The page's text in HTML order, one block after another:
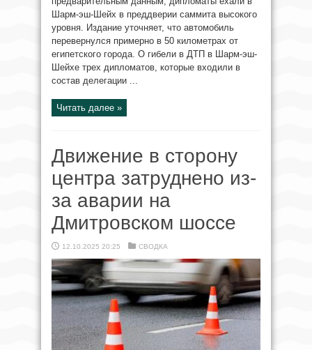
Шарм-эш-Шейх в преддверии саммита высокого
уровня. Издание уточняет, что автомобиль
перевернулся примерно в 50 километрах от
египетского города. О гибели в ДТП в Шарм-эш-
Шейхе трех дипломатов, которые входили в
состав делегации ...
Читать далее »
Движение в сторону
центра затруднено из-
за аварии на
Дмитровском шоссе
12.10.2025 20:25 СВОДКА